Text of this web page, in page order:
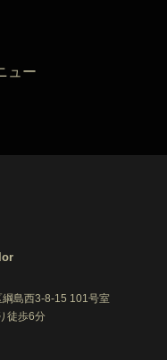
ュー
島西3-8-15 101号室
徒歩6分